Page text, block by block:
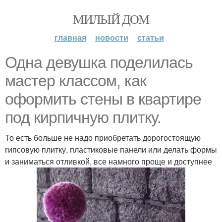
МИЛЫЙ ДОМ
главная новости статьи
Одна девушка поделилась
мастер классом, как
оформить стены в квартире
под кирпичную плитку.
То есть больше не надо приобретать дорогостоящую
гипсовую плитку, пластиковые панели или делать формы
и заниматься отливкой, все намного проще и доступнее